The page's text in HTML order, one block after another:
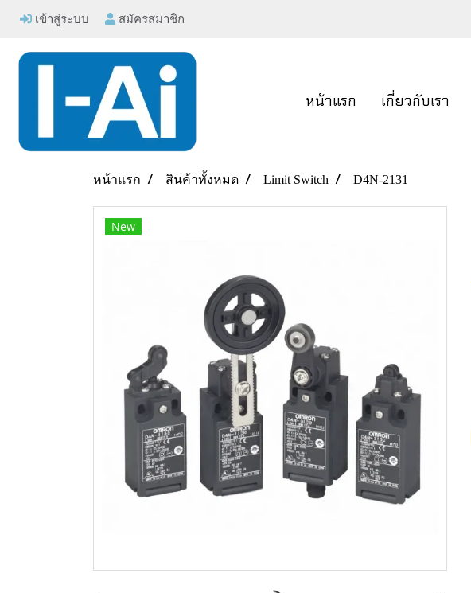
เข้าสู่ระบบ สมัครสมาชิก
หน้าแรก เกี่ยวกับเรา
หน้าแรก สินค้าทั้งหมด Limit Switch D4N-2131
New